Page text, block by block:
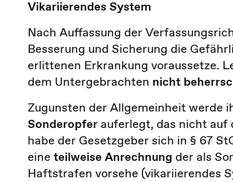
Vikariierendes System
Nach Auffassung der
Besserung und Sicherung die
erlittenen Erkrankung voraussetze.
dem Untergebrachten nicht
Zugunsten der Allgemeinheit werde
Sonderopfer auferlegt, das nicht auf
habe der Gesetzgeber sich in § 67
eine teilweise Anrechnung der als
Haftstrafen vorsehe (vikariierendes